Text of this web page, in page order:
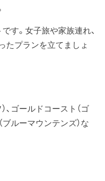
す。女子旅や家族連れ、
たプランを立てましょ
、ゴールドコースト（ゴ
ブルーマウンテンズ）な